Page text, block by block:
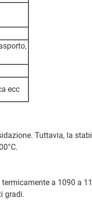
ecc
Tuttavia, la
a 1090 a
gradi.